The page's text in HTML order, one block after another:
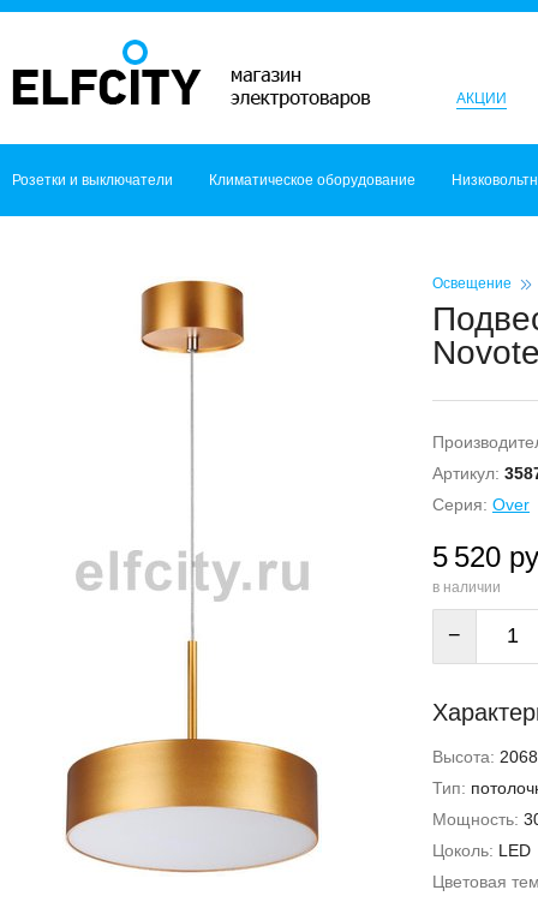
АКЦИИ
Розетки и выключатели Климатическое оборудование
Освещение
Артикул:
Серия: Over
5 520
в наличии
−
Высота:
Тип:
Мощность:
Цоколь: LED
Цветовая